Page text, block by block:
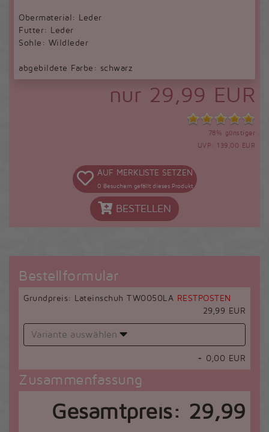
Obermaterial: Leder
Futter: Leder
Sohle: Wildleder
abgebildete Farbe: schwarz
nur 29,99 EUR
78% günstiger
UVP: 139,00 EUR
AUF MERKLISTE SETZEN
0 Besuchern gefällt dieses Produkt
BESTELLEN
Bestellformular
Grundpreis: Lateinschuh TW0050LA RESTPOSTEN
29,99 EUR
Variante auswählen
+ 0,00 EUR
Zusammenfassung
Gesamtpreis: 29,99